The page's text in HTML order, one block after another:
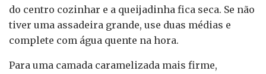
do centro cozinhar e a queijadinha fica seca. Se não
tiver uma assadeira grande, use duas médias e
complete com água quente na hora.
Para uma camada caramelizada mais firme,